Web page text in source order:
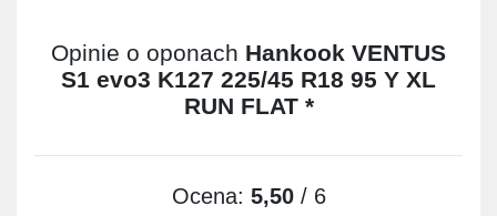
Opinie o oponach Hankook VENTUS
S1 evo3 K127 225/45 R18 95 Y XL
RUN FLAT *
Ocena: 5,50/ 6